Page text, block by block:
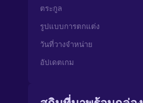
ตระกูล
รูปแบบการตกแต่ง
วันที่วางจำหน่าย
อัปเดตเกม